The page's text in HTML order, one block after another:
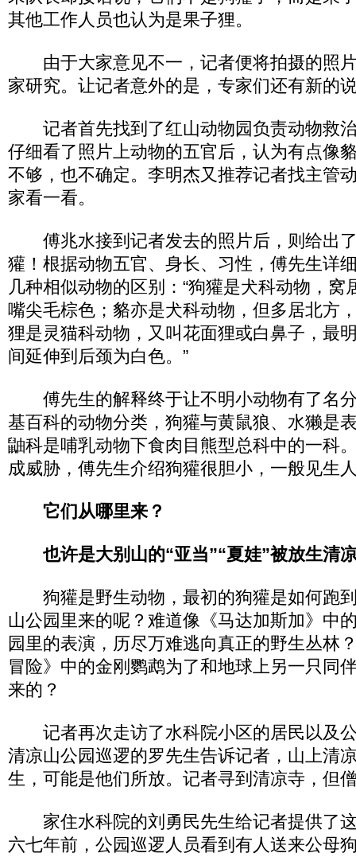
其他工作人员也认为是果子狸。
由于大家意见不一，记者便将拍摄的照
家研究。让记者意外的是，专家们还有新的
记者首先找到了红山动物园负责动物救
仔细看了照片上动物的五官后，认为有点像
不够，也不确定。李明杰又推荐记者找主管
家看一看。
傅兆水接到记者发去的照片后，则给出
獾！根据动物五官、身长、习性，傅先生详
几种相似动物的区别：“狗獾是犬科动物，窝
嘴尖毛棕色；貉亦是犬科动物，但多居北方
狸是灵猫科动物，又叫花面狸或白鼻子，最
间延伸到后颈为白色。”
傅先生的解释终于让不明小动物有了名
基百科的动物分类，狗獾与黄鼠狼、水獭是
鼬科是哺乳动物下食肉目熊型总科中的一科
成威胁，傅先生介绍狗獾很胆小，一般见生
它们从哪里来？
也许是大别山的“亚当”“夏娃”被放生清
狗獾是野生动物，最初的狗獾是如何跑
山公园里来的呢？难道像《马达加斯加》中
园里的表演，历尽万难逃向真正的野生丛林
冒险》中的金刚鹦鹉为了和地球上另一只同
来的？
记者再次走访了水科院小区的居民以及
清凉山公园巡逻的罗先生告诉记者，山上清
生，可能是他们所放。记者寻到清凉寺，但
家住水科院的刘勇民先生给记者提供了
六七年前，公园巡逻人员看到有人送来公母